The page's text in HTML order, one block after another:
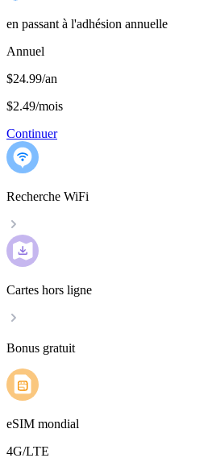
en passant à l'adhésion annuelle
Annuel
$24.99/an
$2.49/mois
Continuer
Recherche WiFi
Cartes hors ligne
Bonus gratuit
eSIM mondial
4G/LTE